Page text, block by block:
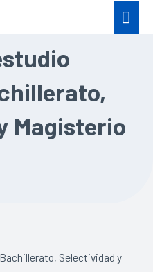
Magisterio
Selectividad y